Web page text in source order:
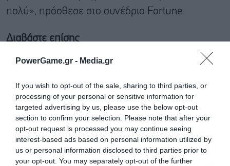
PowerGame.gr - Media.gr
If you wish to opt-out of the sale, sharing to third parties, or
processing of your personal or sensitive information for
targeted advertising by us, please use the below opt-out
section to confirm your selection. Please note that after your
opt-out request is processed you may continue seeing
interest-based ads based on personal information utilized by
us or personal information disclosed to third parties prior to
your opt-out. You may separately opt-out of the further
πολύ», πρόσθεσε στο συνέδριο Fortune.
Διαβάστε επίσης
Kariera: Πόσο μιλούν οι εργαζόμενοι στους
managers τους, τι δείχνει έρευνα
Ποια χώρα θεωρείται η γενέτειρα του καφέ;
Πέντε ρολόγια Rolex που πλέον πωλούνται
κάτω από την τιμή λιανικής